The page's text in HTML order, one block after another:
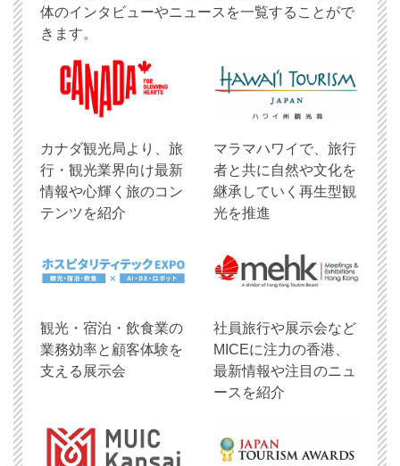
体のインタビューやニュースを一覧することがで
きます。
​カナダ観光局より、旅
行・観光業界向け最新
情報や心輝く旅のコン
テンツを紹介
マラマハワイで、旅行
者と共に自然や文化を
継承していく再生型観
光を推進
観光・宿泊・飲食業の
業務効率と顧客体験を
支える展示会
社員旅行や展示会など
MICEに注力の香港、
最新情報や注目のニュ
ースを紹介